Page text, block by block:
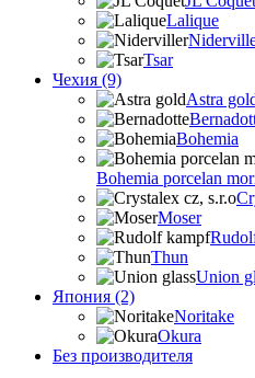
Lalique
Tsar
Чехия (9)
Astra
Bohemia
Bohemia porcelan
Moser
Thun
Union
Япония (2)
Noritake
Okura
Без производителя